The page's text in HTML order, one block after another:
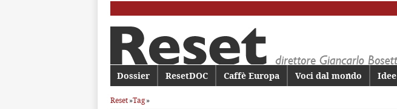
Menu principale
Vai al contenuto principale
Vai al contenuto secondario
Dossier ResetDOC Caffè Europa Voci dal mondo Idee
Reset»Tag»